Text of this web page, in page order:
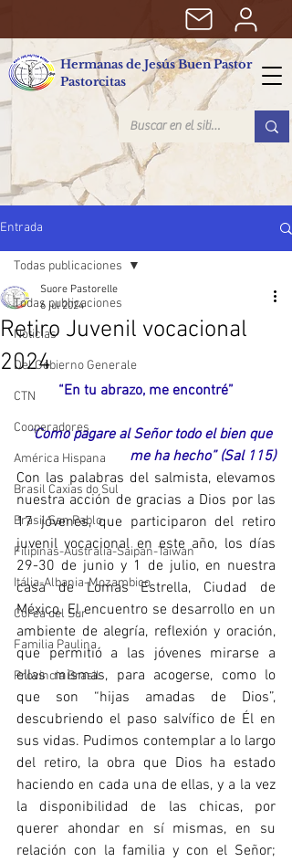
Hermanas de Jesús Buen Pastor
Pastorcitas
Entrada
Todas publicaciones
Noticias
Del Gobierno Generale
CTN
Cooperadores
América Hispana
Brasil Caxias do Sul
Brasil San Pablo
Filipinas-Australia-Saipan-Taiwan
Itália-Albania-Mozambico
Corea del Sur
Familia Paulina
Provincia Brasil
Todas publicaciones
Retiro Juvenil vocacional
2024
Suore Pastorelle
6 jul 2024
“En tu abrazo, me encontré”
“Como pagare al Señor todo el bien que
me ha hecho” (Sal 115)
Con las palabras del salmista, elevamos
nuestra acción de gracias a Dios por las
17 jóvenes, que participaron del retiro
juvenil vocacional en este año, los días
29-30 de junio y 1 de julio, en nuestra
casa de Lomas Estrella, Ciudad de
México. El encuentro se desarrollo en un
ambiente de alegría, reflexión y oración,
que permitió a las jóvenes mirarse a
ellas mismas, para acogerse, como lo
que son “hijas amadas de Dios”,
descubriendo el paso salvífico de Él en
sus vidas. Pudimos contemplar a lo largo
del retiro, la obra que Dios ha estado
haciendo en cada una de ellas, y a la vez
la disponibilidad de las chicas, por
querer ahondar en sí mismas, en su
relación con la familia y con el Señor;